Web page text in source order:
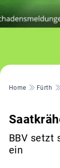
Pfadnavigation
Home Fürth
BBV setzt
ein